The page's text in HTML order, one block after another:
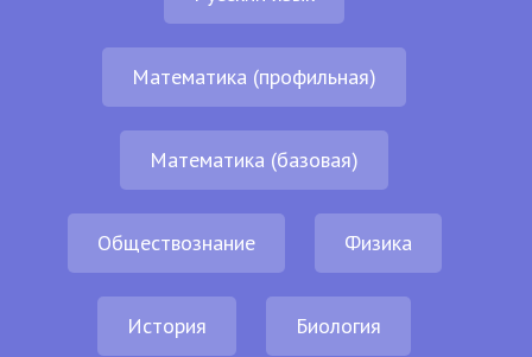
Математика (профильная)
Математика (базовая)
Обществознание Физика
История Биология